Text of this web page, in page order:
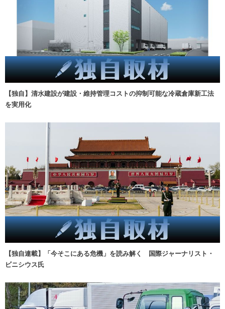
【独自】清水建設が建設・維持管理コストの抑制可能な冷蔵倉庫新工法
を実用化
【独自連載】「今そこにある危機」を読み解く 国際ジャーナリスト・
ビニシウス氏